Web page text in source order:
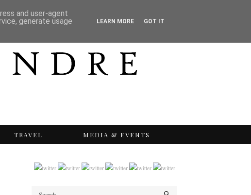
TRAVEL MEDIA & EVENTS
and user-agent
generate usage
LEARN MORE GOT IT